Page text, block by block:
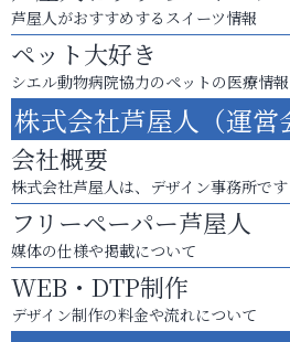
芦屋人がおすすめするスイーツ情報
ペット大好き
シエル動物病院協力のペットの医療情報
株式会社芦屋人（運営
会社概要
株式会社芦屋人は、デザイン事務所です
フリーペーパー芦屋人
媒体の仕様や掲載について
WEB・DTP制作
デザイン制作の料金や流れについて